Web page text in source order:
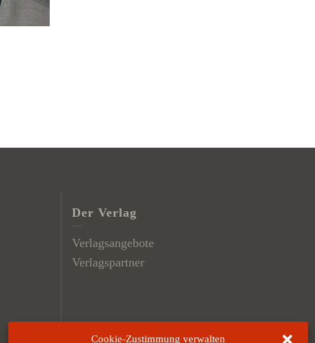
Cookie-Zustimmung verwalten
Der Verlag
Verlagsangebote
Verlagspartner